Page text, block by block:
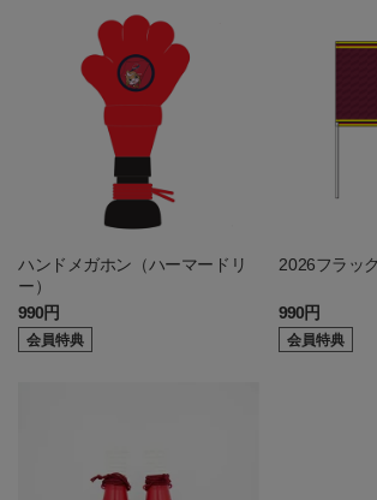
ハンドメガホン（ハーマードリ
ー）
990円
会員特典
2026フラッ
990円
会員特典